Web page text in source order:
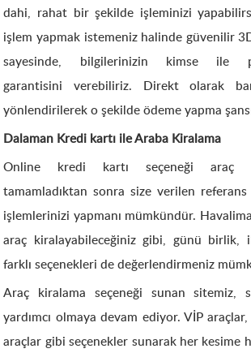
dahi, rahat bir şekilde işleminizi
işlem yapmak istemeniz halinde güvenilir
sayesinde, bilgilerinizin kimse ile
garantisini verebiliriz. Direkt olarak
yönlendirilerek o şekilde ödeme yapma
Dalaman Kredi kartı ile Araba Kiralama
Online kredi kartı seçeneği araç
tamamladıktan sonra size verilen
işlemlerinizi yapmanı mümkündür.
araç kiralayabileceğiniz gibi, günü birlik,
farklı seçenekleri de değerlendirmeniz
Araç kiralama seçeneği sunan sitemiz,
yardımcı olmaya devam ediyor. VİP
araçlar gibi seçenekler sunarak her kesime